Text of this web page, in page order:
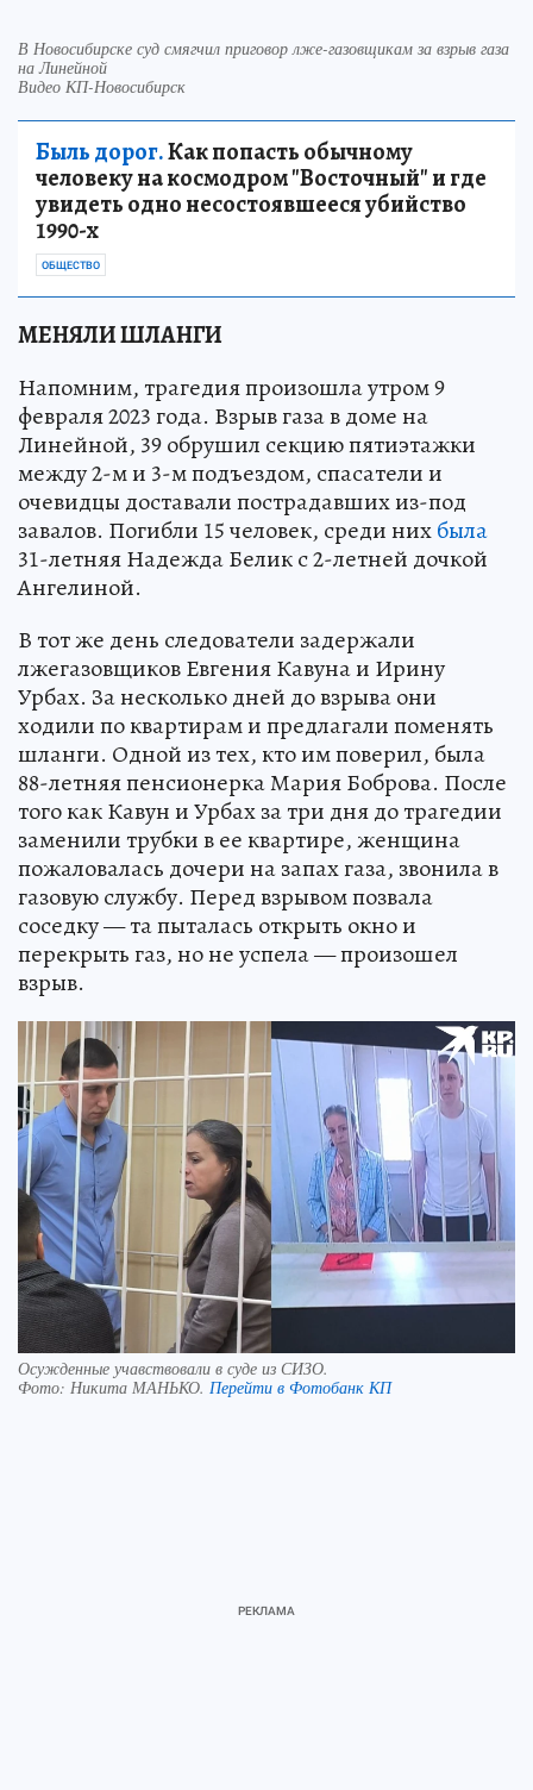
В Новосибирске суд смягчил приговор лже-газовщикам за взрыв газа
на Линейной
Видео КП-Новосибирск
Быль дорог.Как попасть обычному
человеку на космодром "Восточный" и где
увидеть одно несостоявшееся убийство
1990-х
ОБЩЕСТВО
МЕНЯЛИ ШЛАНГИ
Напомним, трагедия произошла утром 9
февраля 2023 года. Взрыв газа в доме на
Линейной, 39 обрушил секцию пятиэтажки
между 2-м и 3-м подъездом, спасатели и
очевидцы доставали пострадавших из-под
завалов. Погибли 15 человек, среди нихбыла
31-летняя Надежда Белик с 2-летней дочкой
Ангелиной.
В тот же день следователи задержали
лжегазовщиков Евгения Кавуна и Ирину
Урбах. За несколько дней до взрыва они
ходили по квартирам и предлагали поменять
шланги. Одной из тех, кто им поверил, была
88-летняя пенсионерка Мария Боброва. После
того как Кавун и Урбах за три дня до трагедии
заменили трубки в ее квартире, женщина
пожаловалась дочери на запах газа, звонила в
газовую службу. Перед взрывом позвала
соседку — та пыталась открыть окно и
перекрыть газ, но не успела — произошел
взрыв.
Осужденные учавствовали в суде из СИЗО.
Фото: Никита МАНЬКО. Перейти в Фотобанк КП